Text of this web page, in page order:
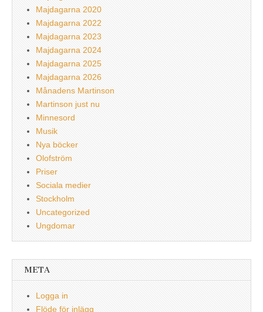
Majdagarna 2020
Majdagarna 2022
Majdagarna 2023
Majdagarna 2024
Majdagarna 2025
Majdagarna 2026
Månadens Martinson
Martinson just nu
Minnesord
Musik
Nya böcker
Olofström
Priser
Sociala medier
Stockholm
Uncategorized
Ungdomar
META
Logga in
Flöde för inlägg